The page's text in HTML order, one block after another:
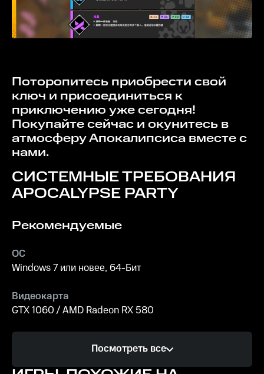
Поторопитесь приобрести свой
ключ и присоединиться к
приключению уже сегодня!
Покупайте сейчас и окунитесь в
атмосферу Апокалипсиса вместе с
нами.
СИСТЕМНЫЕ ТРЕБОВАНИЯ
APOCALYPSE PARTY
Рекомендуемые
ОС
Windows 7 или новее, 64-Бит
Видеокарта
GTX 1060 / AMD Radeon RX 580
Intel Core i5-4670K / AMD Ryzen 5 1500X
Посмотреть все